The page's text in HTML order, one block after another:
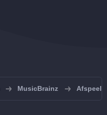
MusicBrainz